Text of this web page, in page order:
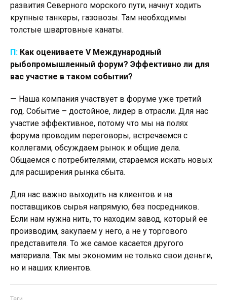
развития Северного морского пути, начнут ходить
крупные танкеры, газовозы. Там необходимы
толстые швартовные канаты.
П: Как оцениваете V Международный
рыбопромышленный форум? Эффективно ли для
вас участие в таком событии?
— Наша компания участвует в форуме уже третий
год. Событие – достойное, лидер в отрасли. Для нас
участие эффективное, потому что мы на полях
форума проводим переговоры, встречаемся с
коллегами, обсуждаем рынок и общие дела.
Общаемся с потребителями, стараемся искать новых
для расширения рынка сбыта.
Для нас важно выходить на клиентов и на
поставщиков сырья напрямую, без посредников.
Если нам нужна нить, то находим завод, который ее
производим, закупаем у него, а не у торгового
представителя. То же самое касается другого
материала. Так мы экономим не только свои деньги,
но и наших клиентов.